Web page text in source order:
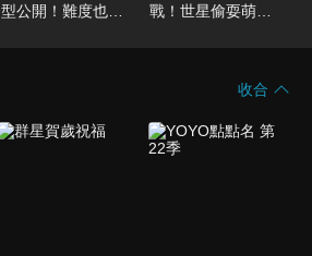
型公開！難度也太
戰！世星偷耍萌遭
收合